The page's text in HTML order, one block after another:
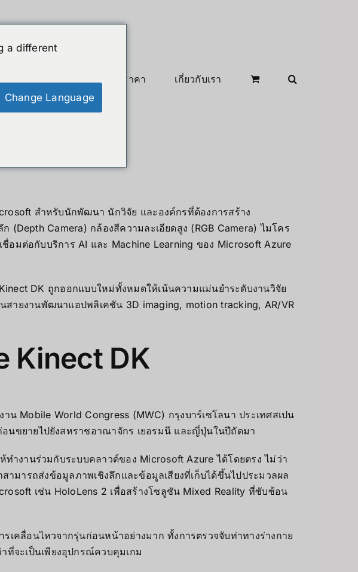
สินค้าลดราคา เกี่ยวกับเรา
สำหรับนักพัฒนา นักวิจัย และองค์กรที่ต้องการสร้าง
Camera) กล้องสีความละเอียดสูง (RGB Camera) ไมโคร
อมต่อกับบริการ AI และ Machine Learning ของ Microsoft Azure
DK ถูกออกแบบใหม่ทั้งหมดให้เน้นความแม่นยำระดับงานวิจัย
สายงานพัฒนาแอปพลิเคชัน 3D imaging, motion tracking, AR/VR
Kinect DK
Mobile World Congress (MWC) กรุงบาร์เซโลนา ประเทศสเปน
อนขยายไปยังสหราชอาณาจักร เยอรมนี และญี่ปุ่นในปีถัดมา
ำงานร่วมกับระบบคลาวด์ของ Microsoft Azure ได้โดยตรง ไม่ว่า
มารถส่งข้อมูลภาพเชิงลึกและข้อมูลเสียงที่เก็บได้ขึ้นไปประมวลผล
เช่น HoloLens 2 เพื่อสร้างโซลูชัน Mixed Reality ที่ซับซ้อน
คลื่อนไหวจากรุ่นก่อนหน้าอย่างมาก ทั้งการตรวจจับท่าทางร่างกาย
ที่จะเป็นเพียงอุปกรณ์ควบคุมเกม
a different
Change Language